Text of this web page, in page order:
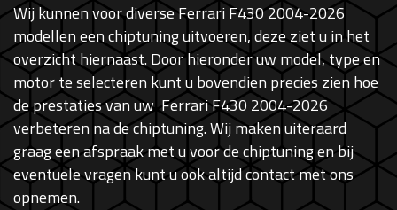
Wij kunnen voor diverse Ferrari F430 2004-2026
modellen een chiptuning uitvoeren, deze ziet u in het
overzicht hiernaast. Door hieronder uw model, type en
motor te selecteren kunt u bovendien precies zien hoe
de prestaties van uw Ferrari F430 2004-2026
verbeteren na de chiptuning. Wij maken uiteraard
graag een afspraak met u voor de chiptuning en bij
eventuele vragen kunt u ook altijd contact met ons
opnemen.